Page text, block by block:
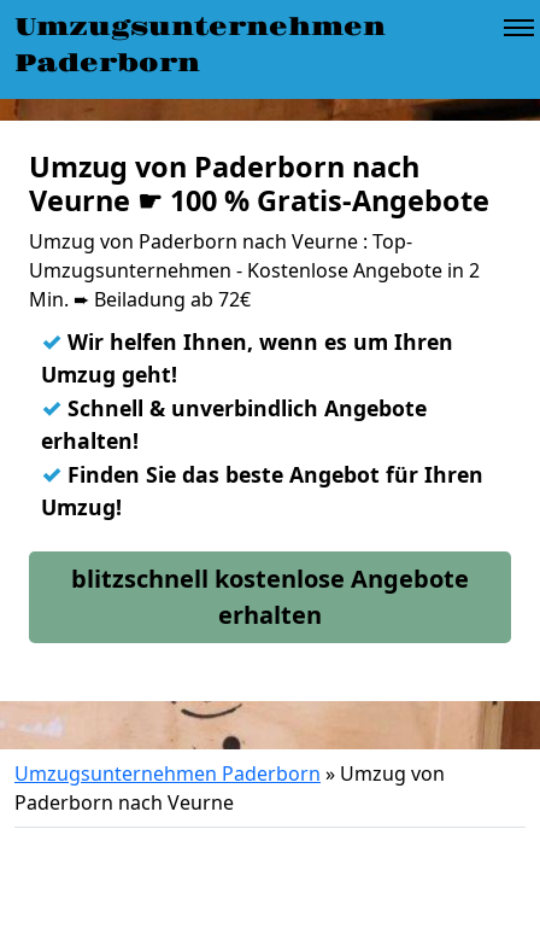
Umzugsunternehmen
Paderborn
Umzug von Paderborn nach
Veurne ☛ 100 % Gratis-Angebote
Umzug von Paderborn nach Veurne : Top-
Umzugsunternehmen - Kostenlose Angebote in 2
Min. ➨ Beiladung ab 72€
✓ Wir helfen Ihnen, wenn es um Ihren
Umzug geht!
✓ Schnell & unverbindlich Angebote
erhalten!
✓ Finden Sie das beste Angebot für Ihren
Umzug!
blitzschnell kostenlose Angebote
erhalten
Umzugsunternehmen Paderborn » Umzug von
Paderborn nach Veurne